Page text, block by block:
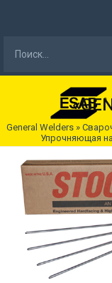
General Welders»
Упрочняющая